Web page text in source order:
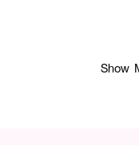
Show